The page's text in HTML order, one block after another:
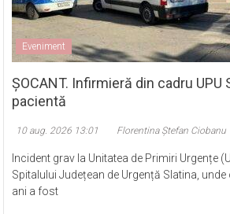
Eveniment
ȘOCANT. Infirmieră din cadru UPU
pacientă
10 aug. 2026 13:01 Florentina Ștefan Ciobanu
Incident grav la Unitatea de Primiri Urgențe
Spitalului Județean de Urgență Slatina,
ani a fost